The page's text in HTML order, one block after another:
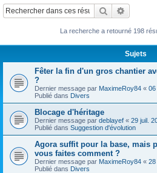
Rechercher
La recherche a retourné 198
Sujets
Fêter la fin d'un gros chantier
?
Dernier message par MaximeRoy84 « 06
Publié dans Divers
Blocage d'héritage
Dernier message par deblayef « 29 juil.
Publié dans Suggestion d'évolution
Agora suffit pour la base, mais
vous faites comment ?
Dernier message par MaximeRoy84 « 28
Publié dans Divers